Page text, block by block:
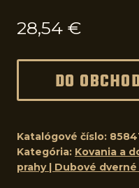
28,54 €
DO
Katalógové číslo:
Kategória: Kovania a
prahy | Dubové dverné